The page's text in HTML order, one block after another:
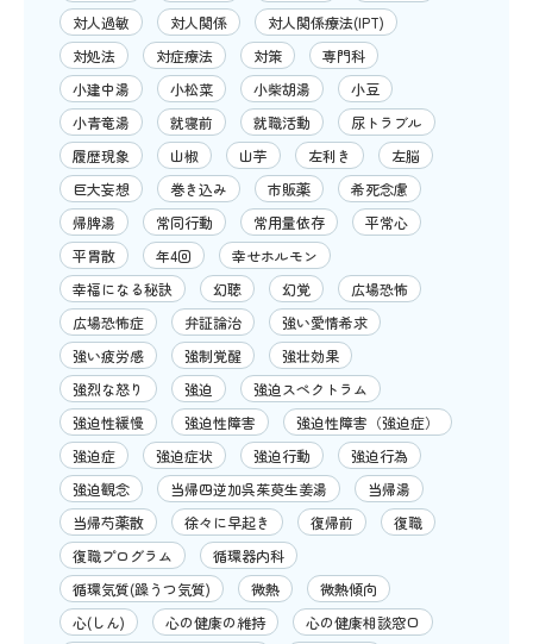
対人過敏
対人関係
対人関係療法(IPT)
対処法
対症療法 対策
専門科
小建中湯
小松菜 小柴胡湯
小豆
小青竜湯
就寝前 就職活動
尿トラブル
履歴現象
山椒 山芋 左利き
左脳
巨大妄想
巻き込み 市販薬
希死念慮
帰脾湯
常同行動 常用量依存
平常心
平胃散
年4回
幸せホルモン
幸福になる秘訣
幻聴 幻覚
広場恐怖
広場恐怖症
弁証論治
強い愛情希求
強い疲労感
強制覚醒
強壮効果
強烈な怒り
強迫
強迫スペクトラム
強迫性緩慢
強迫性障害
強迫性障害（強迫症）
強迫症
強迫症状 強迫行動
強迫行為
強迫観念
当帰四逆加呉茱萸生姜湯
当帰湯
当帰芍薬散
徐々に早起き 復帰前
復職
復職プログラム
循環器内科
循環気質(躁うつ気質)
微熱
微熱傾向
心(しん)
心の健康の維持
心の健康相談窓口